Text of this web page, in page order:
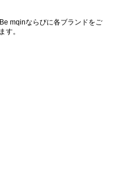
mqinならびに各ブランドをご
す。